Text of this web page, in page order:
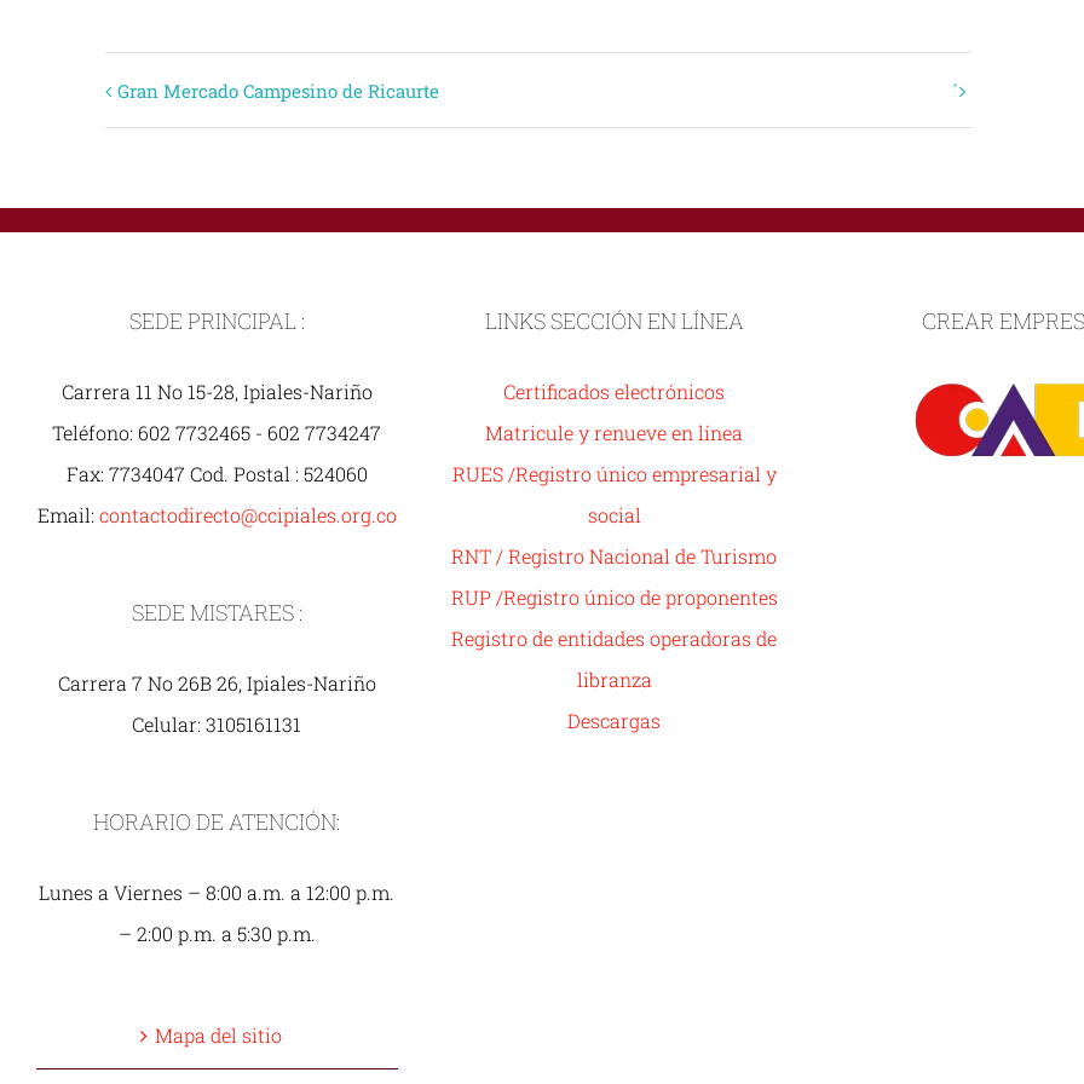
Evento
Gran Mercado Campesino de Ricaurte
SEDE PRINCIPAL :
Carrera 11 No 15-28, Ipiales-Nariño
Teléfono: 602 7732465 - 602 7734247
Fax: 7734047 Cod. Postal : 524060
Email: contactodirecto@ccipiales.org.co
SEDE MISTARES :
Carrera 7 No 26B 26, Ipiales-Nariño
Celular: 3105161131
HORARIO DE ATENCIÓN:
Lunes a Viernes – 8:00 a.m. a 12:00 p.m.
– 2:00 p.m. a 5:30 p.m.
Mapa del sitio
LINKS SECCIÓN EN LÍNEA
Certificados electrónicos
Matricule y renueve en línea
RUES /Registro único empresarial y
social
RNT / Registro Nacional de Turismo
RUP /Registro único de proponentes
Registro de entidades operadoras de
libranza
Descargas
CREAR